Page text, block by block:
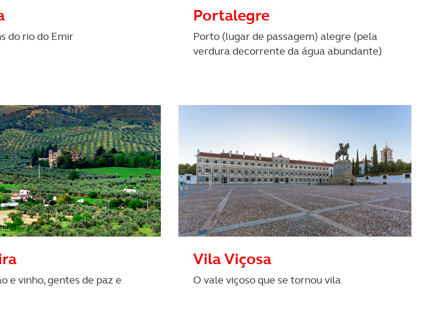
do rio do Emir
Portalegre
Porto (lugar de passagem) alegre (pela
verdura decorrente da água abundante)
e vinho, gentes de paz e
Vila Viçosa
O vale viçoso que se tornou vila